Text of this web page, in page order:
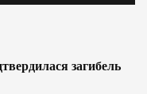
загибель